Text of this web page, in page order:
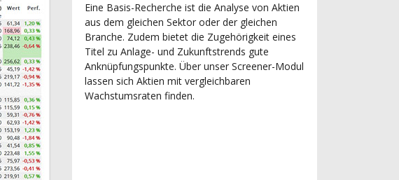
Eine Basis-Recherche ist die Analyse von Aktien
aus dem gleichen Sektor oder der gleichen
Branche. Zudem bietet die Zugehörigkeit eines
Titel zu Anlage- und Zukunftstrends gute
Anknüpfungspunkte. Über unser Screener-Modul
lassen sich Aktien mit vergleichbaren
Wachstumsraten finden.